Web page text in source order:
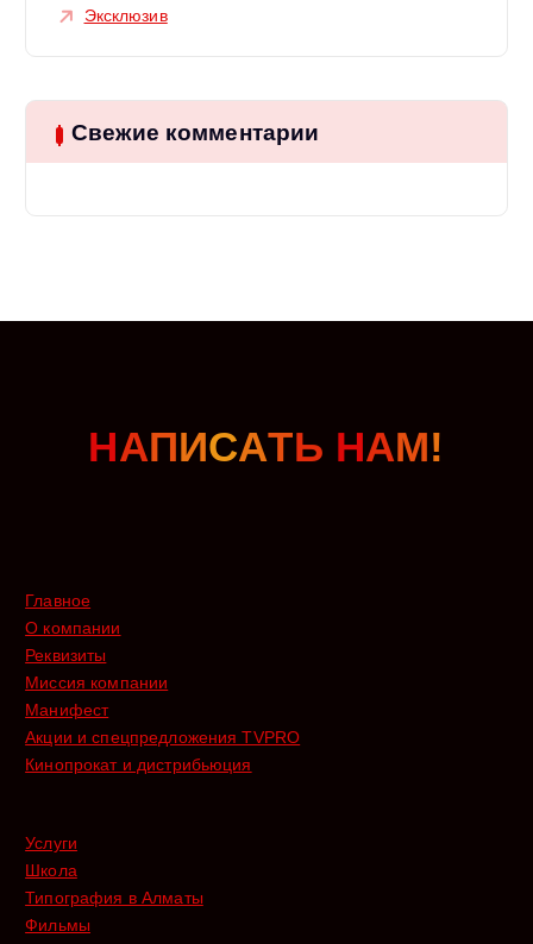
Эксклюзив
Свежие комментарии
НАПИСАТЬ НАМ!
Главное
О компании
Реквизиты
Миссия компании
Манифест
Акции и спецпредложения TVPRO
Кинопрокат и дистрибьюция
Услуги
Школа
Типография в Алматы
Фильмы